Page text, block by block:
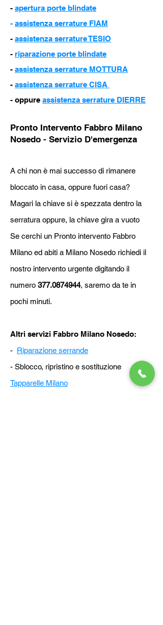
- apertura porte blindate
- assistenza serrature FIAM
- assistenza serrature TESIO
- riparazione porte blindate
- assistenza serrature MOTTURA
- assistenza serrature CISA
- oppure assistenza serrature DIERRE
Pronto Intervento Fabbro Milano
Nosedo - Servizio D'emergenza
A chi non è mai successo di rimanere
bloccato in casa, oppure fuori casa?
Magari la chiave si è spezzata dentro la
serratura oppure, la chiave gira a vuoto
Se cerchi un Pronto intervento Fabbro
Milano ed abiti a Milano Nosedo richiedi il
nostro intervento urgente digitando il
numero 377.0874944, saremo da te in
pochi minuti.
Altri servizi Fabbro Milano Nosedo:
- Riparazione serrande
- Sblocco, ripristino e sostituzione
Tapparelle Milano